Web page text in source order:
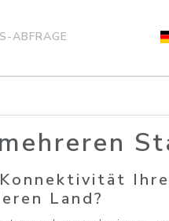
ABFRAGE
Land?